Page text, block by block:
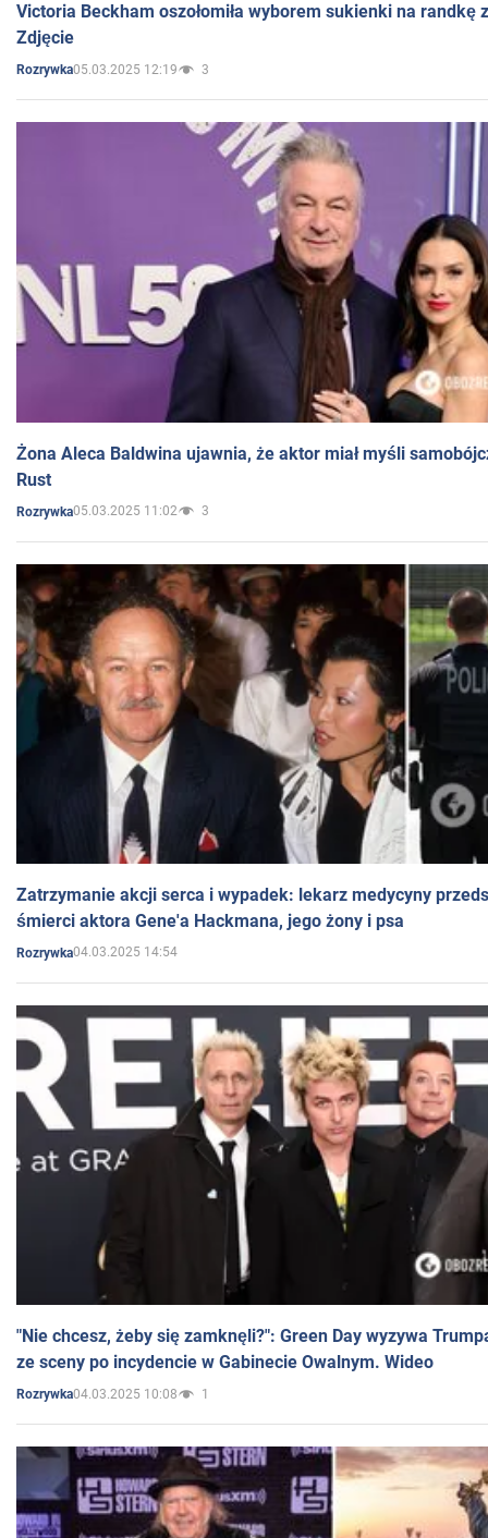
Victoria Beckham oszołomiła wyborem sukienki na randkę
Zdjęcie
Rozrywka05.03.2025 12:19 3
Żona Aleca Baldwina ujawnia, że aktor miał myśli
Rust
Rozrywka05.03.2025 11:02 3
Zatrzymanie akcji serca i wypadek: lekarz medycyny
śmierci aktora Gene'a Hackmana, jego żony i psa
Rozrywka04.03.2025 14:54
"Nie chcesz, żeby się zamknęli?": Green Day wyzywa
ze sceny po incydencie w Gabinecie Owalnym. Wideo
Rozrywka04.03.2025 10:08 1